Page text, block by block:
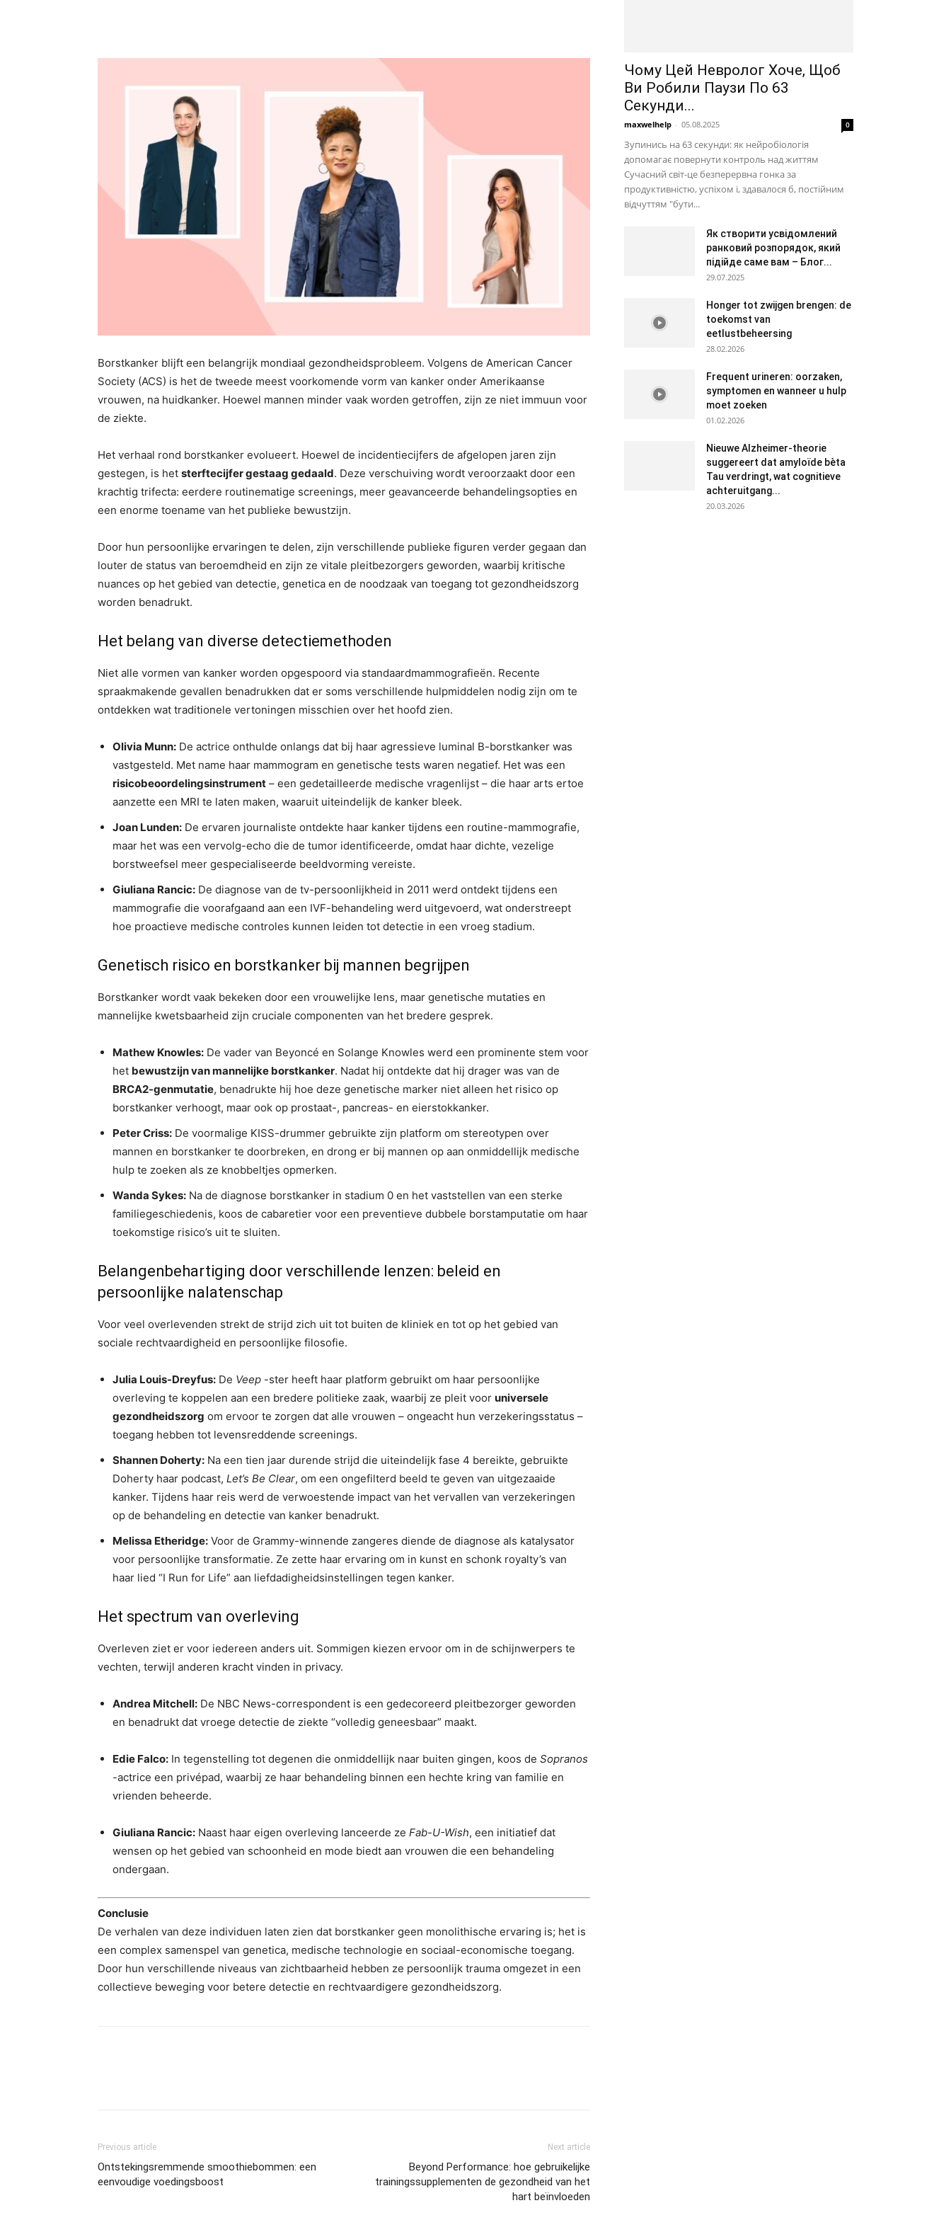
Borstkanker blijft een belangrijk mondiaal gezondheidsprobleem. Volgens de American Cancer
Society (ACS) is het de tweede meest voorkomende vorm van kanker onder Amerikaanse
vrouwen, na huidkanker. Hoewel mannen minder vaak worden getroffen, zijn ze niet immuun voor
de ziekte.
Het verhaal rond borstkanker evolueert. Hoewel de incidentiecijfers de afgelopen jaren zijn
gestegen, is het sterftecijfer gestaag gedaald. Deze verschuiving wordt veroorzaakt door een
krachtig trifecta: eerdere routinematige screenings, meer geavanceerde behandelingsopties en
een enorme toename van het publieke bewustzijn.
Door hun persoonlijke ervaringen te delen, zijn verschillende publieke figuren verder gegaan dan
louter de status van beroemdheid en zijn ze vitale pleitbezorgers geworden, waarbij kritische
nuances op het gebied van detectie, genetica en de noodzaak van toegang tot gezondheidszorg
worden benadrukt.
Het belang van diverse detectiemethoden
Niet alle vormen van kanker worden opgespoord via standaardmammografieën. Recente
spraakmakende gevallen benadrukken dat er soms verschillende hulpmiddelen nodig zijn om te
ontdekken wat traditionele vertoningen misschien over het hoofd zien.
Olivia Munn: De actrice onthulde onlangs dat bij haar agressieve luminal B-borstkanker was
vastgesteld. Met name haar mammogram en genetische tests waren negatief. Het was een
risicobeoordelingsinstrument – een gedetailleerde medische vragenlijst – die haar arts ertoe
aanzette een MRI te laten maken, waaruit uiteindelijk de kanker bleek.
Joan Lunden: De ervaren journaliste ontdekte haar kanker tijdens een routine-mammografie,
maar het was een vervolg-echo die de tumor identificeerde, omdat haar dichte, vezelige
borstweefsel meer gespecialiseerde beeldvorming vereiste.
Giuliana Rancic: De diagnose van de tv-persoonlijkheid in 2011 werd ontdekt tijdens een
mammografie die voorafgaand aan een IVF-behandeling werd uitgevoerd, wat onderstreept
hoe proactieve medische controles kunnen leiden tot detectie in een vroeg stadium.
Genetisch risico en borstkanker bij mannen begrijpen
Borstkanker wordt vaak bekeken door een vrouwelijke lens, maar genetische mutaties en
mannelijke kwetsbaarheid zijn cruciale componenten van het bredere gesprek.
Mathew Knowles: De vader van Beyoncé en Solange Knowles werd een prominente stem voor
het bewustzijn van mannelijke borstkanker. Nadat hij ontdekte dat hij drager was van de
BRCA2-genmutatie, benadrukte hij hoe deze genetische marker niet alleen het risico op
borstkanker verhoogt, maar ook op prostaat-, pancreas- en eierstokkanker.
Peter Criss: De voormalige KISS-drummer gebruikte zijn platform om stereotypen over
mannen en borstkanker te doorbreken, en drong er bij mannen op aan onmiddellijk medische
hulp te zoeken als ze knobbeltjes opmerken.
Wanda Sykes: Na de diagnose borstkanker in stadium 0 en het vaststellen van een sterke
familiegeschiedenis, koos de cabaretier voor een preventieve dubbele borstamputatie om haar
toekomstige risico’s uit te sluiten.
Belangenbehartiging door verschillende lenzen: beleid en
persoonlijke nalatenschap
Voor veel overlevenden strekt de strijd zich uit tot buiten de kliniek en tot op het gebied van
sociale rechtvaardigheid en persoonlijke filosofie.
Julia Louis-Dreyfus: De Veep -ster heeft haar platform gebruikt om haar persoonlijke
overleving te koppelen aan een bredere politieke zaak, waarbij ze pleit voor universele
gezondheidszorg om ervoor te zorgen dat alle vrouwen – ongeacht hun verzekeringsstatus –
toegang hebben tot levensreddende screenings.
Shannen Doherty: Na een tien jaar durende strijd die uiteindelijk fase 4 bereikte, gebruikte
Doherty haar podcast, Let’s Be Clear, om een ​​ongefilterd beeld te geven van uitgezaaide
kanker. Tijdens haar reis werd de verwoestende impact van het vervallen van verzekeringen
op de behandeling en detectie van kanker benadrukt.
Melissa Etheridge: Voor de Grammy-winnende zangeres diende de diagnose als katalysator
voor persoonlijke transformatie. Ze zette haar ervaring om in kunst en schonk royalty’s van
haar lied “I Run for Life” aan liefdadigheidsinstellingen tegen kanker.
Het spectrum van overleving
Overleven ziet er voor iedereen anders uit. Sommigen kiezen ervoor om in de schijnwerpers te
vechten, terwijl anderen kracht vinden in privacy.
Andrea Mitchell: De NBC News-correspondent is een gedecoreerd pleitbezorger geworden
en benadrukt dat vroege detectie de ziekte “volledig geneesbaar” maakt.
Edie Falco: In tegenstelling tot degenen die onmiddellijk naar buiten gingen, koos de Sopranos
-actrice een privépad, waarbij ze haar behandeling binnen een hechte kring van familie en
vrienden beheerde.
Giuliana Rancic: Naast haar eigen overleving lanceerde ze Fab-U-Wish, een initiatief dat
wensen op het gebied van schoonheid en mode biedt aan vrouwen die een behandeling
ondergaan.
Conclusie
De verhalen van deze individuen laten zien dat borstkanker geen monolithische ervaring is; het is
een complex samenspel van genetica, medische technologie en sociaal-economische toegang.
Door hun verschillende niveaus van zichtbaarheid hebben ze persoonlijk trauma omgezet in een
collectieve beweging voor betere detectie en rechtvaardigere gezondheidszorg.
Previous article
Ontstekingsremmende smoothiebommen: een
eenvoudige voedingsboost
Next article
Beyond Performance: hoe gebruikelijke
trainingssupplementen de gezondheid van het
hart beïnvloeden
Чому Цей Невролог Хоче, Щоб
Ви Робили Паузи По 63
Секунди...
maxwelhelp - 05.08.2025 0
Зупинись на 63 секунди: як нейробіологія
допомагає повернути контроль над життям
Сучасний світ-це безперервна гонка за
продуктивністю, успіхом і, здавалося б, постійним
відчуттям "бути...
Як створити усвідомлений
ранковий розпорядок, який
підійде саме вам – Блог...
29.07.2025
Honger tot zwijgen brengen: de
toekomst van
eetlustbeheersing
28.02.2026
Frequent urineren: oorzaken,
symptomen en wanneer u hulp
moet zoeken
01.02.2026
Nieuwe Alzheimer-theorie
suggereert dat amyloïde bèta
Tau verdringt, wat cognitieve
achteruitgang...
20.03.2026